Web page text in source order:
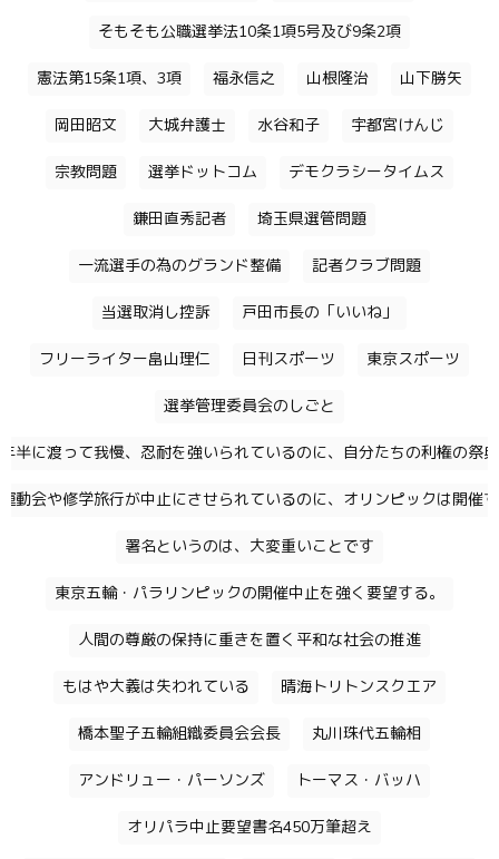
そもそも公職選挙法10条1項5号及び9条2項
憲法第15条1項、3項 福永信之 山根隆治 山下勝矢
岡田昭文 大城弁護士 水谷和子 宇都宮けんじ
宗教問題 選挙ドットコム デモクラシータイムス
鎌田直秀記者 埼玉県選管問題
一流選手の為のグランド整備 記者クラブ問題
当選取消し控訴 戸田市長の「いいね」
フリーライター畠山理仁 日刊スポーツ 東京スポーツ
選挙管理委員会のしごと
半に渡って我慢、忍耐を強いられているのに、自分たちの利権の祭
動会や修学旅行が中止にさせられているのに、オリンピックは開催
署名というのは、大変重いことです
東京五輪・パラリンピックの開催中止を強く要望する。
人間の尊厳の保持に重きを置く平和な社会の推進
もはや大義は失われている 晴海トリトンスクエア
橋本聖子五輪組織委員会会長 丸川珠代五輪相
アンドリュー・パーソンズ トーマス・バッハ
オリパラ中止要望書名450万筆超え